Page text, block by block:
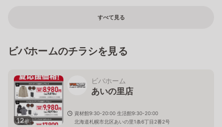
すべて見る
ビバホームのチラシを見る
12枚
ビバホーム
あいの里店
資材館9:30-20:00 生活館9:30-20:00
北海道札幌市北区あいの里1条6丁目2番2号